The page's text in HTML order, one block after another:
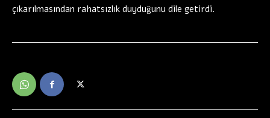
çıkarılmasından rahatsızlık duyduğunu dile getirdi.